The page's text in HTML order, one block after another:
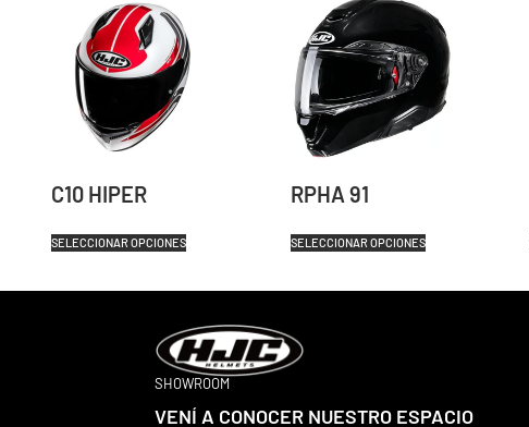
C10 HIPER
SELECCIONAR OPCIONES
RPHA 91
SELECCIONAR OPCIONES
SHOWROOM
VENÍ A CONOCER NUESTRO ESPACIO